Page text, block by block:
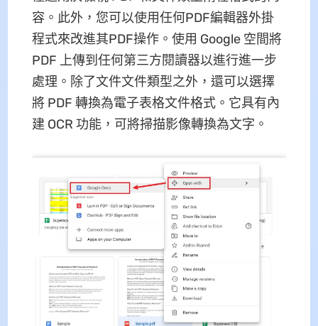
容。此外，您可以使用任何PDF編輯器外掛
程式來改進其PDF操作。使用 Google 空間將
PDF 上傳到任何第三方閱讀器以進行進一步
處理。除了文件文件類型之外，還可以選擇
將 PDF 轉換為電子表格文件格式。它具有內
建 OCR 功能，可將掃描影像轉換為文字。